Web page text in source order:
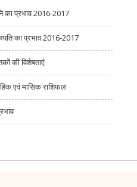
का प्रभाव 2016-2017
का प्रभाव 2016-2017
की विशेषताएं
एवं मासिक राशिफल